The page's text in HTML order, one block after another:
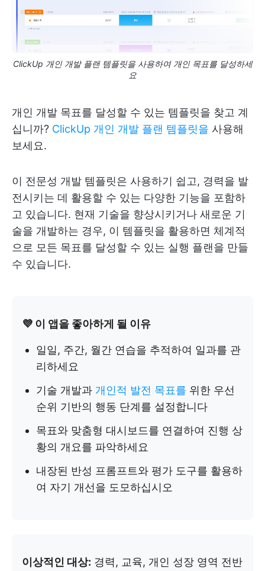
ClickUp 개인 개발 플랜 템플릿을 사용하여 개인 목표를 달성하세
요
개인 개발 목표를 달성할 수 있는 템플릿을 찾고 계
십니까? ClickUp 개인 개발 플랜 템플릿을 사용해
보세요.
이 전문성 개발 템플릿은 사용하기 쉽고, 경력을 발
전시키는 데 활용할 수 있는 다양한 기능을 포함하
고 있습니다. 현재 기술을 향상시키거나 새로운 기
술을 개발하는 경우, 이 템플릿을 활용하면 체계적
으로 모든 목표를 달성할 수 있는 실행 플랜을 만들
수 있습니다.
💜 이 앱을 좋아하게 될 이유
일일, 주간, 월간 연습을 추적하여 일과를 관
리하세요
기술 개발과 개인적 발전 목표를 위한 우선
순위 기반의 행동 단계를 설정합니다
목표와 맞춤형 대시보드를 연결하여 진행 상
황의 개요를 파악하세요
내장된 반성 프롬프트와 평가 도구를 활용하
여 자기 개선을 도모하십시오
이상적인 대상: 경력, 교육, 개인 성장 영역 전반